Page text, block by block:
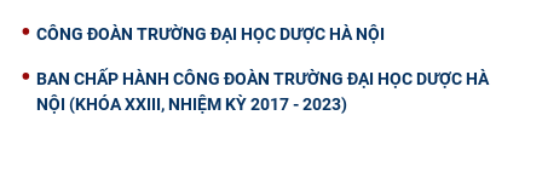
CÔNG ĐOÀN TRƯỜNG ĐẠI HỌC DƯỢC HÀ NỘI
BAN CHẤP HÀNH CÔNG ĐOÀN TRƯỜNG ĐẠI HỌC DƯỢC HÀ
NỘI (KHÓA XXIII, NHIỆM KỲ 2017 - 2023)